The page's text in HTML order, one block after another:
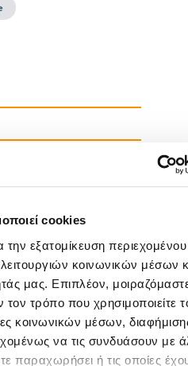
cookies
εξατομίκευση περιεχομένου
κοινωνικών μέσων
μας. Επιπλέον,
τρόπο που χρησιμοποιείτε
κοινωνικών μέσων,
να τις συνδυάσουν με
παραχωρήσει ή τις οποίες